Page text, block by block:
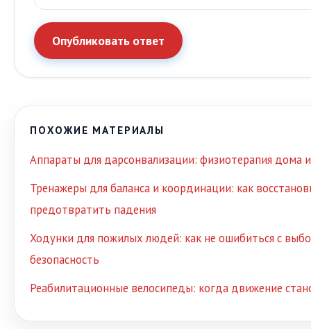
Опубликовать ответ
ПОХОЖИЕ МАТЕРИАЛЫ
Аппараты для дарсонвализации: физиотерапия дома
Тренажеры для баланса и координации: как
предотвратить падения
Ходунки для пожилых людей: как не ошибиться с
безопасность
Реабилитационные велосипеды: когда движение